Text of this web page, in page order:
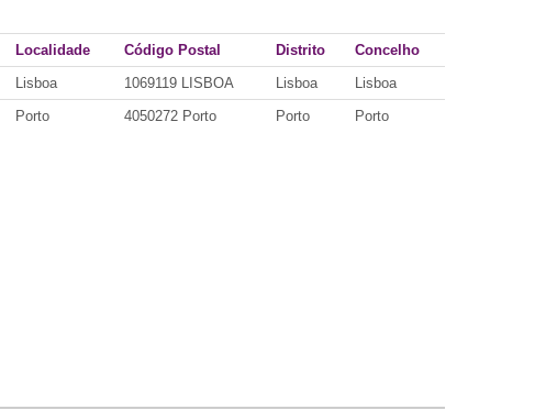
Localidade Código Postal Distrito
Concelho
Lisboa 1069119 LISBOA Lisboa
Lisboa
Porto 4050272 Porto Porto Porto